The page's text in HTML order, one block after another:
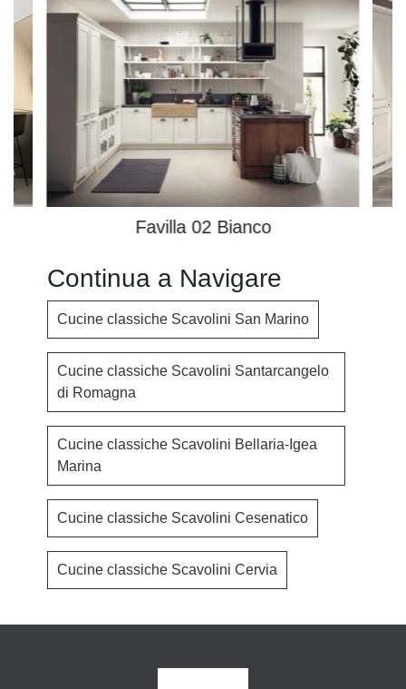
Favilla 02 Bianco
Continua a Navigare
Cucine classiche Scavolini San Marino
Cucine classiche Scavolini Santarcangelo
di Romagna
Cucine classiche Scavolini Bellaria-Igea
Marina
Cucine classiche Scavolini Cesenatico
Cucine classiche Scavolini Cervia